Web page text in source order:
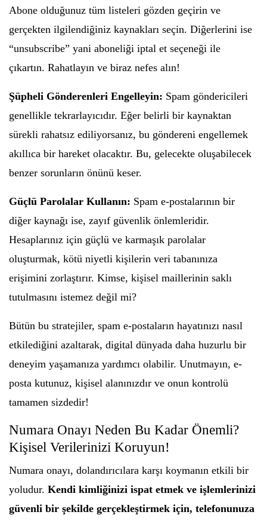
Abone olduğunuz tüm listeleri gözden geçirin ve
gerçekten ilgilendiğiniz kaynakları seçin. Diğerlerini ise
“unsubscribe” yani aboneliği iptal et seçeneği ile
çıkartın. Rahatlayın ve biraz nefes alın!
Şüpheli Gönderenleri Engelleyin: Spam göndericileri
genellikle tekrarlayıcıdır. Eğer belirli bir kaynaktan
sürekli rahatsız ediliyorsanız, bu göndereni engellemek
akıllıca bir hareket olacaktır. Bu, gelecekte oluşabilecek
benzer sorunların önünü keser.
Güçlü Parolalar Kullanın: Spam e-postalarının bir
diğer kaynağı ise, zayıf güvenlik önlemleridir.
Hesaplarınız için güçlü ve karmaşık parolalar
oluşturmak, kötü niyetli kişilerin veri tabanınıza
erişimini zorlaştırır. Kimse, kişisel maillerinin saklı
tutulmasını istemez değil mi?
Bütün bu stratejiler, spam e-postaların hayatınızı nasıl
etkilediğini azaltarak, digital dünyada daha huzurlu bir
deneyim yaşamanıza yardımcı olabilir. Unutmayın, e-
posta kutunuz, kişisel alanınızdır ve onun kontrolü
tamamen sizdedir!
Numara Onayı Neden Bu Kadar Önemli?
Kişisel Verilerinizi Koruyun!
Numara onayı, dolandırıcılara karşı koymanın etkili bir
yoludur. Kendi kimliğinizi ispat etmek ve işlemlerinizi
güvenli bir şekilde gerçekleştirmek için, telefonunuza